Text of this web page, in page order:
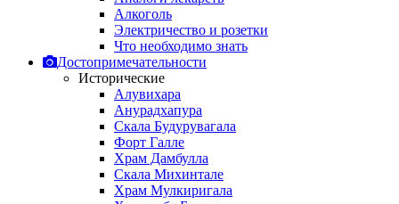
Алкоголь
Электричество и розетки
Что необходимо знать
Достопримечательности
Исторические
Алувихара
Анурадхапура
Скала Будурувагала
Форт Галле
Храм Дамбулла
Скала Михинтале
Храм Мулкиригала